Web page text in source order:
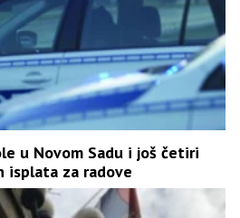
u Novom Sadu i još četiri
isplata za radove